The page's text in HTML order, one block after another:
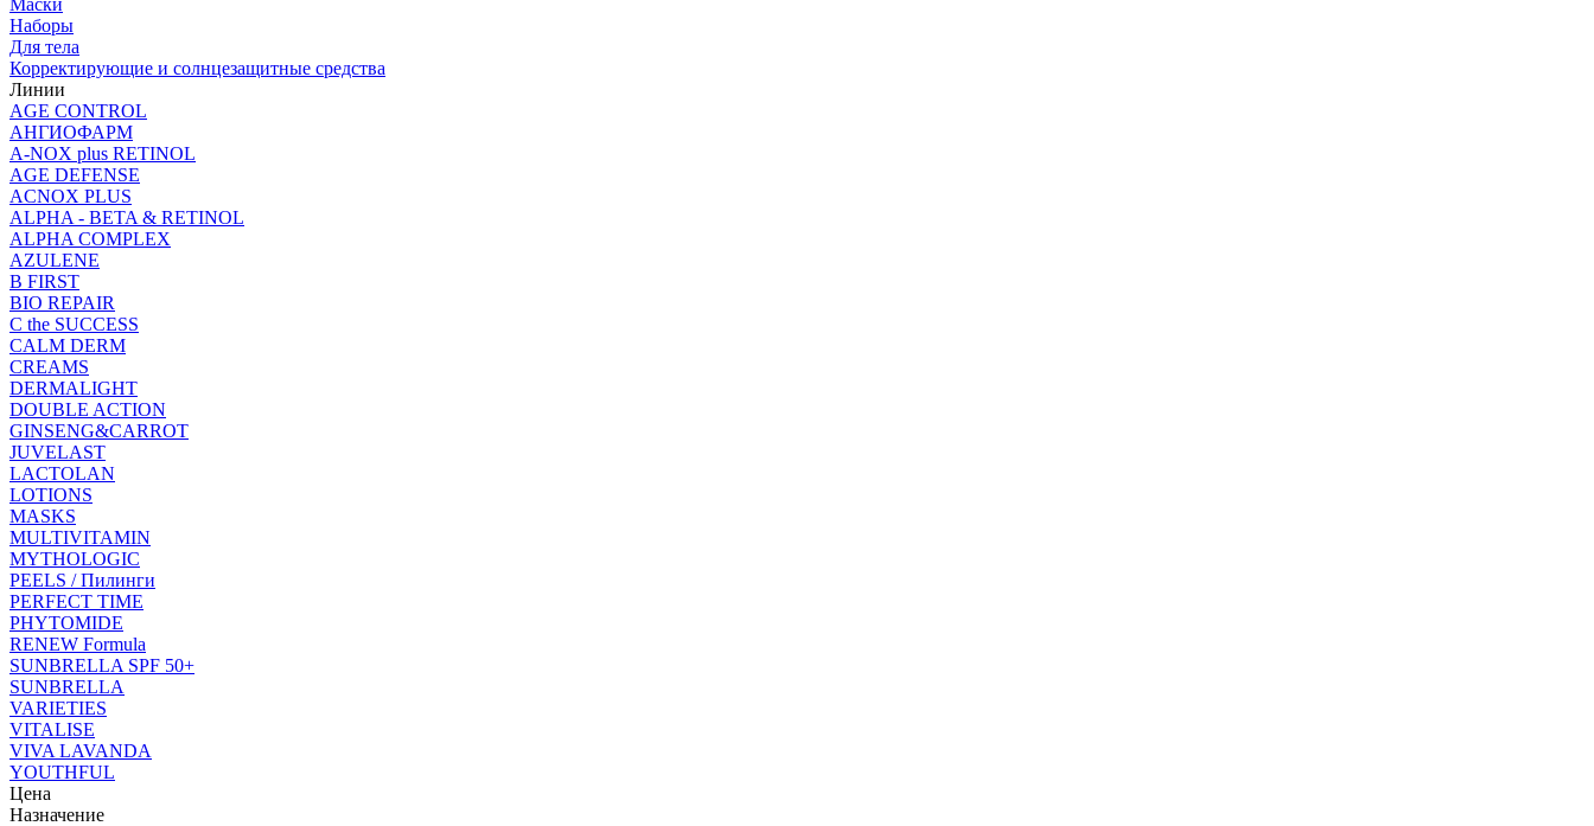
Наборы
Для тела
Корректирующие и солнцезащитные средства
Линии
AGE CONTROL
АНГИОФАРМ
A-NOX plus RETINOL
AGE DEFENSE
ACNOX PLUS
ALPHA - BETA & RETINOL
ALPHA COMPLEX
AZULENE
B FIRST
BIO REPAIR
C the SUCCESS
CALM DERM
CREAMS
DERMALIGHT
DOUBLE ACTION
GINSENG&CARROT
JUVELAST
LACTOLAN
LOTIONS
MASKS
MULTIVITAMIN
MYTHOLOGIC
PEELS / Пилинги
PERFECT TIME
PHYTOMIDE
RENEW Formula
SUNBRELLA SPF 50+
SUNBRELLA
VARIETIES
VITALISE
VIVA LAVANDA
YOUTHFUL
Цена
Назначение